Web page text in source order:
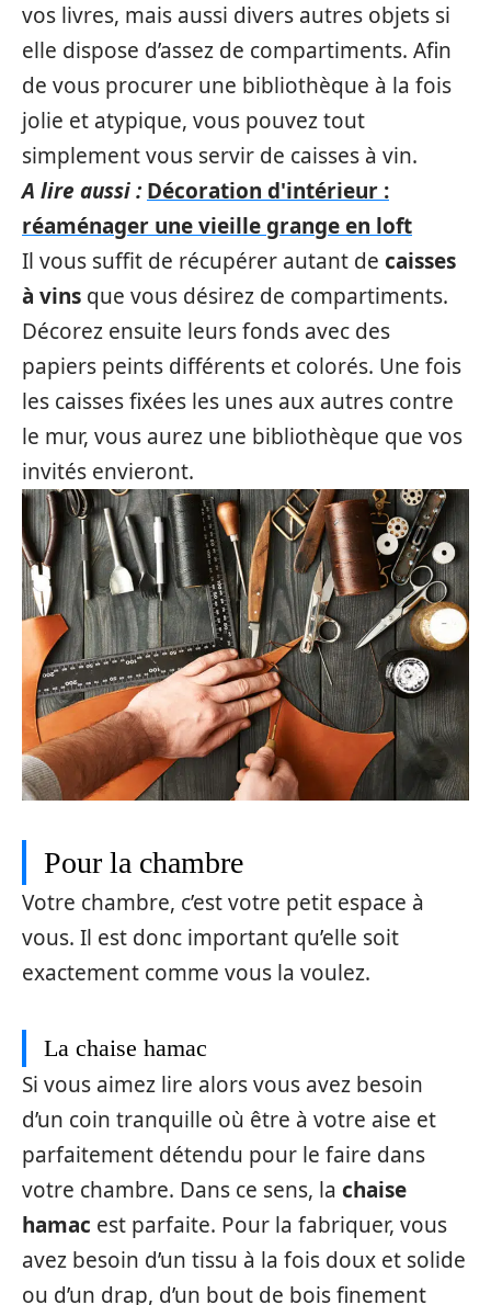
vos livres, mais aussi divers autres objets si
elle dispose d’assez de compartiments. Afin
de vous procurer une bibliothèque à la fois
jolie et atypique, vous pouvez tout
simplement vous servir de caisses à vin.
A lire aussi : Décoration d'intérieur :
réaménager une vieille grange en loft
Il vous suffit de récupérer autant de caisses
à vins que vous désirez de compartiments.
Décorez ensuite leurs fonds avec des
papiers peints différents et colorés. Une fois
les caisses fixées les unes aux autres contre
le mur, vous aurez une bibliothèque que vos
invités envieront.
Pour la chambre
Votre chambre, c’est votre petit espace à
vous. Il est donc important qu’elle soit
exactement comme vous la voulez.
La chaise hamac
Si vous aimez lire alors vous avez besoin
d’un coin tranquille où être à votre aise et
parfaitement détendu pour le faire dans
votre chambre. Dans ce sens, la chaise
hamac est parfaite. Pour la fabriquer, vous
avez besoin d’un tissu à la fois doux et solide
ou d’un drap, d’un bout de bois finement